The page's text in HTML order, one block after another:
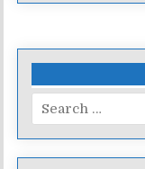
Search
for: